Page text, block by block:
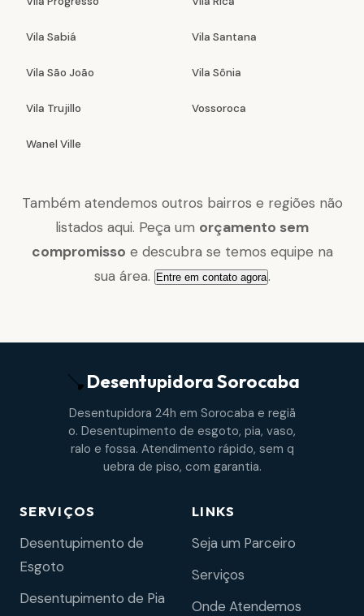
Vila Sabiá Vila Santana
Vila São João Vila Sônia
Vila Trujillo Vossoroca
Wanel Ville
Também atendemos outros bairros e regiões não
listados aqui. Peça um orçamento sem
compromisso e descubra se temos equipe na
sua área. Entre em contato agora.
DesentupidoraSorocaba
Desentupidora 24h em Sorocaba e regiã
o. Desentupimento de esgoto, pia, vaso,
ralo e fossa. Atendimento rápido, sem q
uebra de piso, com garantia.
SERVIÇOS
Desentupimento de
Esgoto
Desentupimento de Pia
LINKS
Seja um Parceiro
Serviços
Onde Atendemos